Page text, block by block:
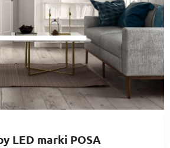
LED marki POSA